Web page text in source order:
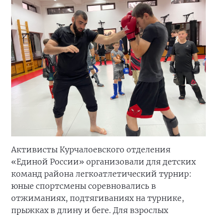
Активисты Курчалоевского отделения
«Единой России» организовали для детских
команд района легкоатлетический турнир:
юные спортсмены соревновались в
отжиманиях, подтягиваниях на турнике,
прыжках в длину и беге. Для взрослых